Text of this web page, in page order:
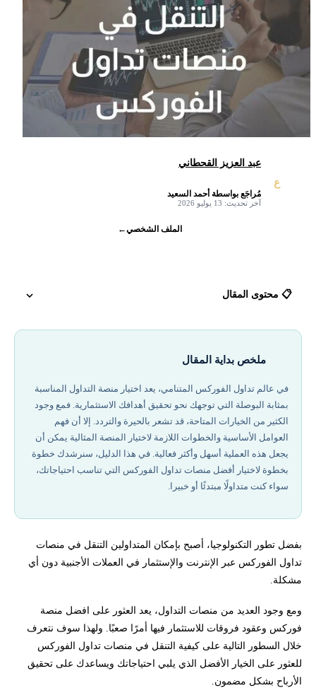
ع
عبد العزيز القحطاني
مُراجَع بواسطة أحمد السعيد
آخر تحديث: 13 يوليو 2026
الملف الشخصي←
📋 محتوى المقال
أتمتة تداول الفوركس باستخدام تقنيات الحوسبة السحابية والتعلم العميق
وضع الاوامر: السوق، الحد، الوقف
مراقبة وتحليل المعاملات
استخدام الرسوم البيانية وأدوات التحليل الفني
إخلاء المسؤولية وتنويه المخاطر
هل تريد المساعدة في بدء التداول؟
ملخص بداية المقال
في عالم تداول الفوركس المتنامي، يعد اختيار منصة التداول المناسبة
بمثابة البوصلة التي توجهك نحو تحقيق أهدافك الاستثمارية. فمع وجود
الكثير من الخيارات المتاحة، قد تشعر بالحيرة والتردد. إلا أن فهم
العوامل الأساسية والخطوات اللازمة لاختيار المنصة المثالية يمكن أن
يجعل هذه العملية أسهل وأكثر فعالية. في هذا الدليل، سنرشدك خطوة
بخطوة لاختيار أفضل منصات تداول الفوركس التي تناسب احتياجاتك،
سواء كنت متداولًا مبتدئًا أو خبيرا.
بفضل تطور التكنولوجيا، أصبح بإمكان المتداولين التنقل في منصات
تداول الفوركس عبر الإنترنت والإستثمار في العملات الأجنبية دون أي
مشكلة.
ومع وجود العديد من منصات التداول، يعد العثور على افضل منصة
فوركس وعقود فروقات للاستثمار فيها أمرًا صعبًا. ولهذا سوف نتعرف
خلال السطور التالية على كيفية التنقل في منصات تداول الفوركس
للعثور على الخيار الأفضل الذي يلبي احتياجاتك ويساعدك على تحقيق
الأرباح بشكل مضمون.